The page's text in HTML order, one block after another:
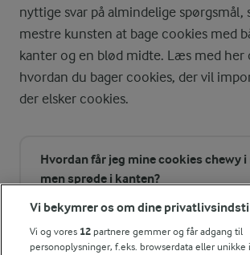
nyttige svar på almindelige spørgsmål,
mestre kunsten at bage cookies med
kanter og en blød midte. Læs med her
hvordan du bager cookies, der vil
der elsker cookies.
Hvordan får jeg mine cookies chewy
men sprøde i kanten?
Hvordan opbevarer jeg cookies?
Vi bekymrer os om dine
Vi og vores 12 partnere gemmer og får adgang til
personoplysninger, f.eks. browserdata eller unikke